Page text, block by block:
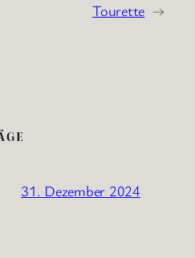
Tourette →
31. Dezember 2024